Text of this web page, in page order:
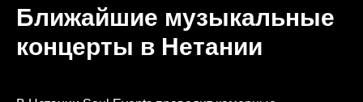
Ближайшие музыкальные
концерты в Нетании